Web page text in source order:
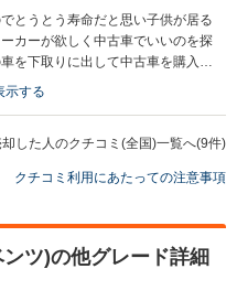
とうとう寿命だと思い子供が居る
カーが欲しく中古車でいいのを探
を下取りに出して中古車を購入し
クステージでございます。 この
いただくことをビジネスモデ
示する
却した人のクチコミ(全国)一覧へ(9件)
クチコミ利用にあたっての注意事項
ツ)の他グレード詳細